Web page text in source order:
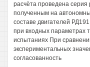
расчёта проведена
полученным на
составе двигателей
при входных параметрах
испытаниях При
экспериментальных
согласованность